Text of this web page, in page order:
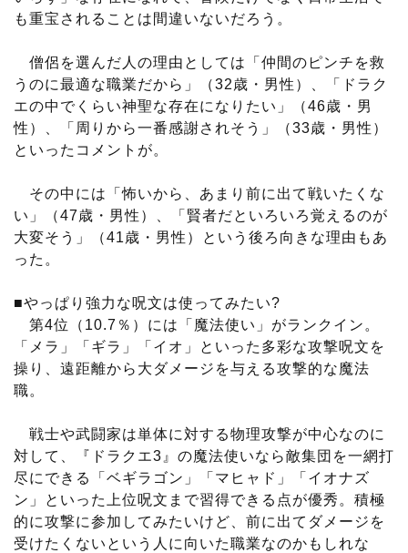
も重宝されることは間違いないだろう。
僧侶を選んだ人の理由としては「仲間のピンチを救
うのに最適な職業だから」（32歳・男性）、「ドラク
エの中でくらい神聖な存在になりたい」（46歳・男
性）、「周りから一番感謝されそう」（33歳・男性）
といったコメントが。
その中には「怖いから、あまり前に出て戦いたくな
い」（47歳・男性）、「賢者だといろいろ覚えるのが
大変そう」（41歳・男性）という後ろ向きな理由もあ
った。
■やっぱり強力な呪文は使ってみたい?
第4位（10.7％）には「魔法使い」がランクイン。
「メラ」「ギラ」「イオ」といった多彩な攻撃呪文を
操り、遠距離から大ダメージを与える攻撃的な魔法
職。
戦士や武闘家は単体に対する物理攻撃が中心なのに
対して、『ドラクエ3』の魔法使いなら敵集団を一網打
尽にできる「ベギラゴン」「マヒャド」「イオナズ
ン」といった上位呪文まで習得できる点が優秀。積極
的に攻撃に参加してみたいけど、前に出てダメージを
受けたくないという人に向いた職業なのかもしれな